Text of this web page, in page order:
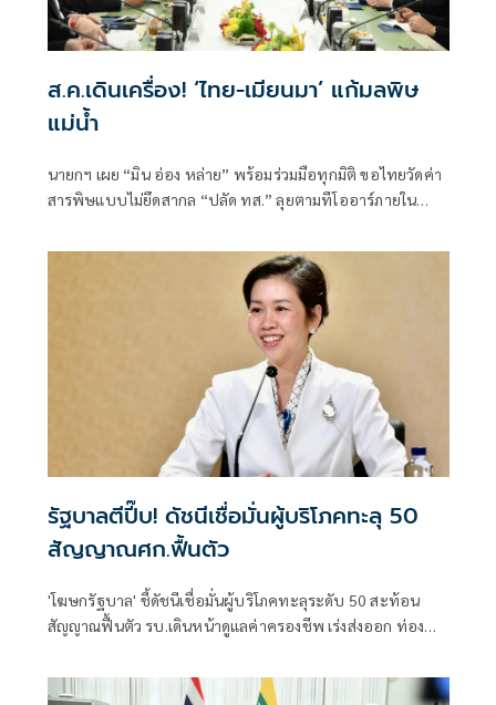
ส.ค.เดินเครื่อง! ‘ไทย-เมียนมา’ แก้มลพิษ
แม่นํ้า
นายกฯ เผย “มิน อ่อง หล่าย” พร้อมร่วมมือทุกมิติ ขอไทยวัดค่า
สารพิษแบบไม่ยึดสากล “ปลัด ทส.” ลุยตามทีโออาร์ภายใน
การทูตไทยบนเวทีโลก
รัฐบาลตีปี๊บ! ดัชนีเชื่อมั่นผู้บริโภคทะลุ 50
สัญญาณศก.ฟื้นตัว
'โฆษกรัฐบาล' ชี้ดัชนีเชื่อมั่นผู้บริโภคทะลุระดับ 50 สะท้อน
สัญญาณฟื้นตัว รบ.เดินหน้าดูแลค่าครองชีพ เร่งส่งออก ท่อง